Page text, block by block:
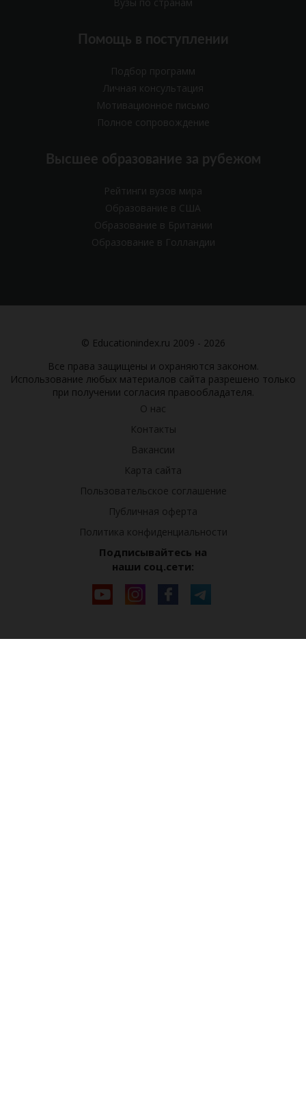
Помощь в поступлении
Подбор программ
Личная консультация
Мотивационное письмо
Полное сопровождение
Высшее образование за рубежом
Рейтинги вузов мира
Образование в США
Образование в Британии
Образование в Голландии
© Educationindex.ru 2009 - 2026
Все права защищены и охраняются законом.
Использование любых материалов сайта разрешено только
при получении согласия правообладателя.
О нас
Контакты
Вакансии
Карта сайта
Пользовательское соглашение
Публичная оферта
Политика конфиденциальности
Подписывайтесь на
наши соц.сети: